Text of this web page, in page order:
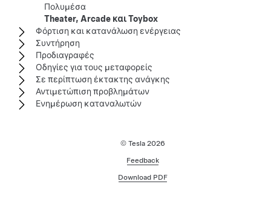
Πολυμέσα
Theater, Arcade και Toybox
Φόρτιση και κατανάλωση ενέργειας
Συντήρηση
Προδιαγραφές
Οδηγίες για τους μεταφορείς
Σε περίπτωση έκτακτης ανάγκης
Αντιμετώπιση προβλημάτων
Ενημέρωση καταναλωτών
© Tesla 2026
Feedback
Download PDF